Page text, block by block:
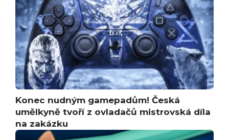
Konec nudným gamepadům! Česká
umělkyně tvoří z ovladačů mistrovská díla
na zakázku